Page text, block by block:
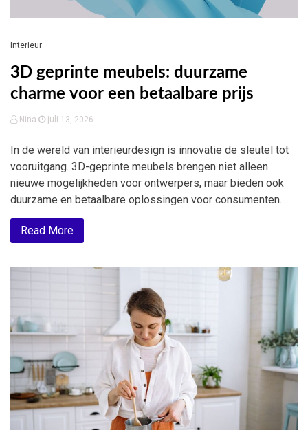
Interieur
3D geprinte meubels: duurzame
charme voor een betaalbare prijs
Nina juli 13, 2026
In de wereld van interieurdesign is innovatie de sleutel tot
vooruitgang. 3D-geprinte meubels brengen niet alleen
nieuwe mogelijkheden voor ontwerpers, maar bieden ook
duurzame en betaalbare oplossingen voor consumenten....
Read More